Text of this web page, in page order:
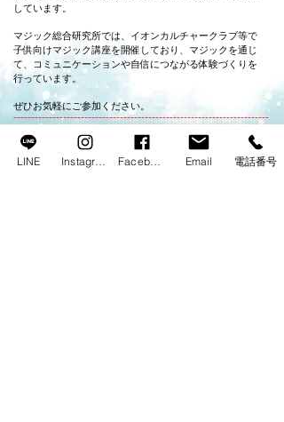
しています。
マジック総合研究所では、イオンカルチャークラブ等で
子供向けマジック講座を開催しており、マジックを通じ
て、コミュニケーションや自信につながる体験づくりを
行っています。
ぜひお気軽にご参加ください。
------------------------------------------------------------------------
団体の詳細を知りたい方はこちら​
https://magic-lab.jp/
​Instagramはこちら
LINE Email 電話番号